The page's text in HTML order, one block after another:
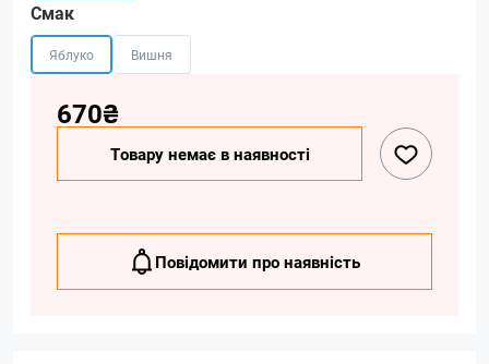
Смак
Яблуко Вишня
670₴
Товару немає в наявності
Повідомити про наявність